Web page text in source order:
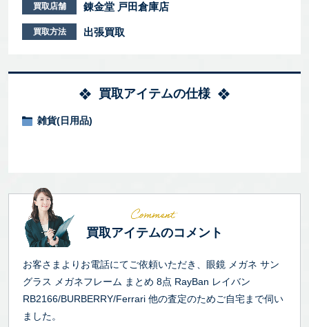
買取店舗 錬金堂 戸田倉庫店
買取方法 出張買取
買取アイテムの仕様
雑貨(日用品)
買取アイテムのコメント
お客さまよりお電話にてご依頼いただき、眼鏡 メガネ サン
グラス メガネフレーム まとめ 8点 RayBan レイバン
RB2166/BURBERRY/Ferrari 他の査定のためご自宅まで伺い
ました。